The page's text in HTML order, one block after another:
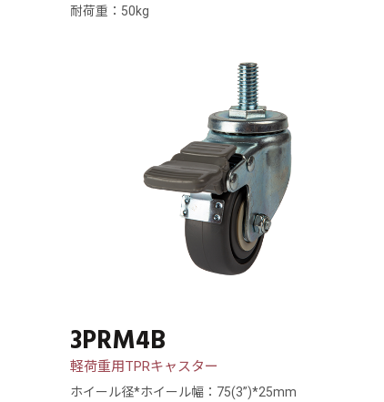
耐荷重：50kg
3PRM4B
軽荷重用TPRキャスター
ホイール径*ホイール幅：75(3”)*25mm